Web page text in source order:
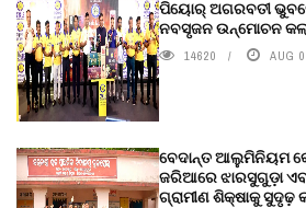
ପିୟୋର୍‌ ଅଗରବତୀ
ନବସୃଜନ ଉନ୍ମୋଚନ
14620 AUG
ବେଦାନ୍ତ ଆଲୁମିନିୟମ
ଜରିଆରେ ଝାରସୁଗୁଡ଼ା
ଗ୍ରାମୀଣ ଶିକ୍ଷାକୁ ସୁଦୃଢ଼